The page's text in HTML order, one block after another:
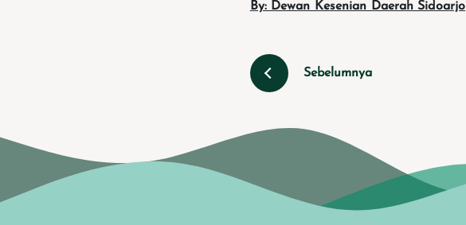
By: Dewan Kesenian Daerah Sidoarjo
Sebelumnya